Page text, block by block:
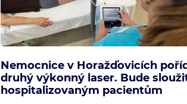
Nemocnice v Horažďovicích
druhý výkonný laser. Bude
hospitalizovaným pacientům